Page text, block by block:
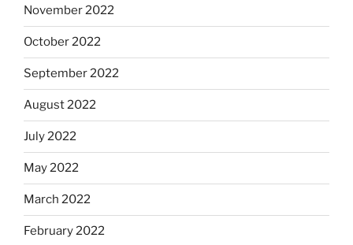
November 2022
October 2022
September 2022
August 2022
July 2022
May 2022
March 2022
February 2022